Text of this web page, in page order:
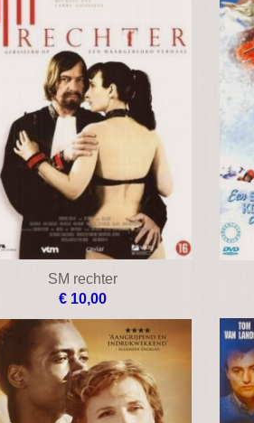
SM rechter
€ 10,00